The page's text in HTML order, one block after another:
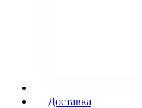
Доставка